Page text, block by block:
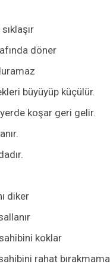
döner
büyüyüp küçülür.
koşar geri gelir.
diker
koklar
rahat